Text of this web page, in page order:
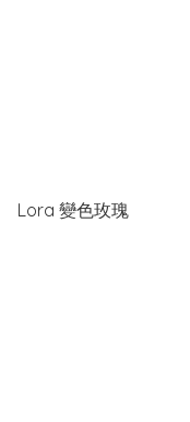
Lora 變色玫瑰